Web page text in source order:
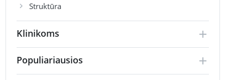
Struktūra
Klinikoms
Populiariausios